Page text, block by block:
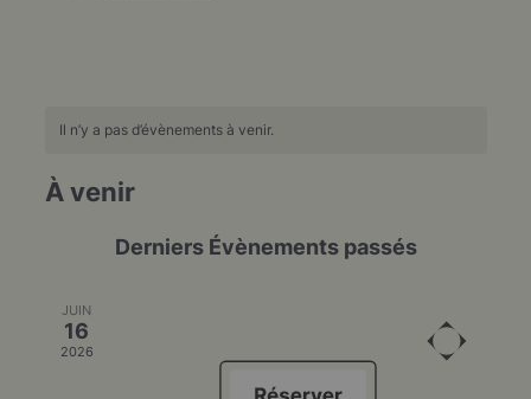
Il n’y a pas d’évènements à venir.
vues
À venir
Derniers Évènements passés
JUIN
16
2026